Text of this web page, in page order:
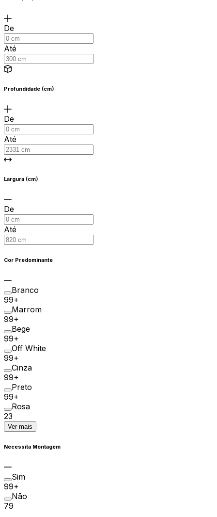
De
Até
Profundidade (cm)
De
Até
Largura (cm)
De
Até
Cor Predominante
Branco
99+
Marrom
99+
Bege
99+
Off White
99+
Cinza
99+
Preto
99+
Rosa
23
Ver mais
Necessita Montagem
Sim
99+
Não
79